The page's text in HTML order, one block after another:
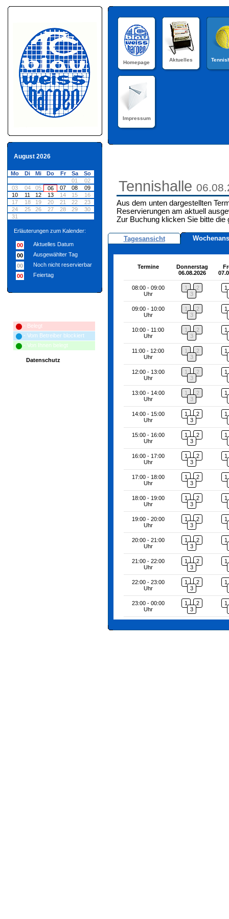
August 2026
Mo Di Mi Do Fr Sa
So
01
02
03
04 05 06 07 08
09
10
11 12 13 14 15
16
17
18 19 20 21 22
23
24
25 26 27 28 29
30
31
Erläuterungen zum Kalender:
00
Aktuelles Datum
00
Ausgewählter Tag
00
Noch nicht reservierbar
00
Feiertag
- Belegt
- Vom Betreiber blockiert
- Von Ihnen belegt
Datenschutz
Homepage Aktuelles
Impressum
Tennishalle
Aus dem unten dargestellten
Reservierungen am aktuell
Zur Buchung klicken Sie bitte die
Tagesansicht
Termine
Donnerstag
06.08.2026
08:00 - 09:00
Uhr
1
2
3
1
09:00 - 10:00
Uhr
1
2
3
1
10:00 - 11:00
Uhr
1
2
3
1
11:00 - 12:00
Uhr
1
2
3
1
12:00 - 13:00
Uhr
1
2
3
1
13:00 - 14:00
Uhr
1
2
3
1
14:00 - 15:00
Uhr
1
2
3
1
15:00 - 16:00
Uhr
1
2
3
1
16:00 - 17:00
Uhr
1
2
3
1
17:00 - 18:00
Uhr
1
2
3
1
18:00 - 19:00
Uhr
1
2
3
1
19:00 - 20:00
Uhr
1
2
3
1
20:00 - 21:00
Uhr
1
2
3
1
21:00 - 22:00
Uhr
1
2
3
1
22:00 - 23:00
Uhr
1
2
3
1
23:00 - 00:00
Uhr
1
2
3
1